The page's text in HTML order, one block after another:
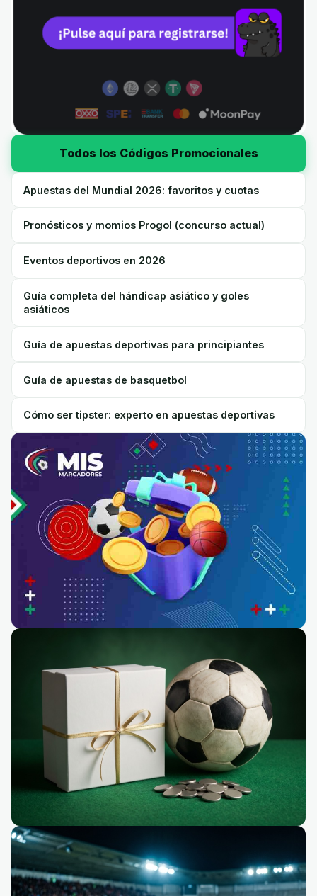
Todos los Códigos Promocionales
Apuestas del Mundial 2026: favoritos y cuotas
Pronósticos y momios Progol (concurso actual)
Eventos deportivos en 2026
Guía completa del hándicap asiático y goles
asiáticos
Guía de apuestas deportivas para principiantes
Guía de apuestas de basquetbol
Cómo ser tipster: experto en apuestas deportivas